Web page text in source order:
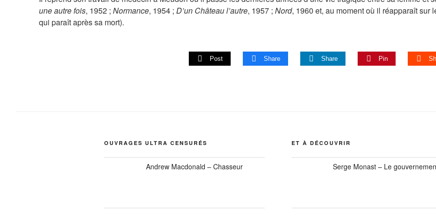
une autre fois, 1952 ; Normance, 1954 ; D’un Château l’autre, 1957 ; Nord, 1960 et, au moment où il réapparaît
qui paraît après sa mort).
Post Share Share Pin
OUVRAGES ULTRA CENSURÉS
Andrew Macdonald – Chasseur
ET À DÉCOUVRIR
Serge Monast – Le